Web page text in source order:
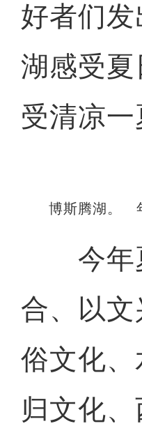
好者们
湖感受
受清凉一
博斯腾湖。
今年夏
合、以
俗文化
归文化